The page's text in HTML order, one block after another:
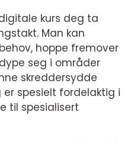
kurs deg ta
Man kan
hoppe fremover
seg i områder
skreddersydde
spesielt fordelaktig i
til spesialisert